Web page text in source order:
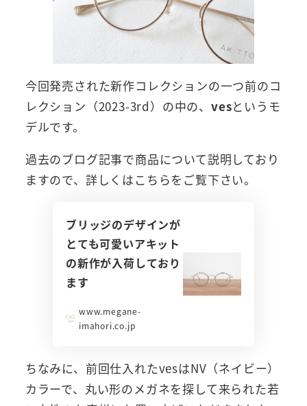
今回発売された新作コレクションの一つ前のコ
レクション（2023-3rd）の中の、 vesというモ
デルです。
過去のブログ記事で商品について説明しており
ますので、詳しくはこちらをご覧下さい。
ブリッジのデザインが
とても可愛いアキット
の新作が入荷しており
ます
www.megane-
imahori.co.jp
ちなみに、前回仕入れたvesはNV（ネイビー）
カラーで、丸い形のメガネを探して来られた若